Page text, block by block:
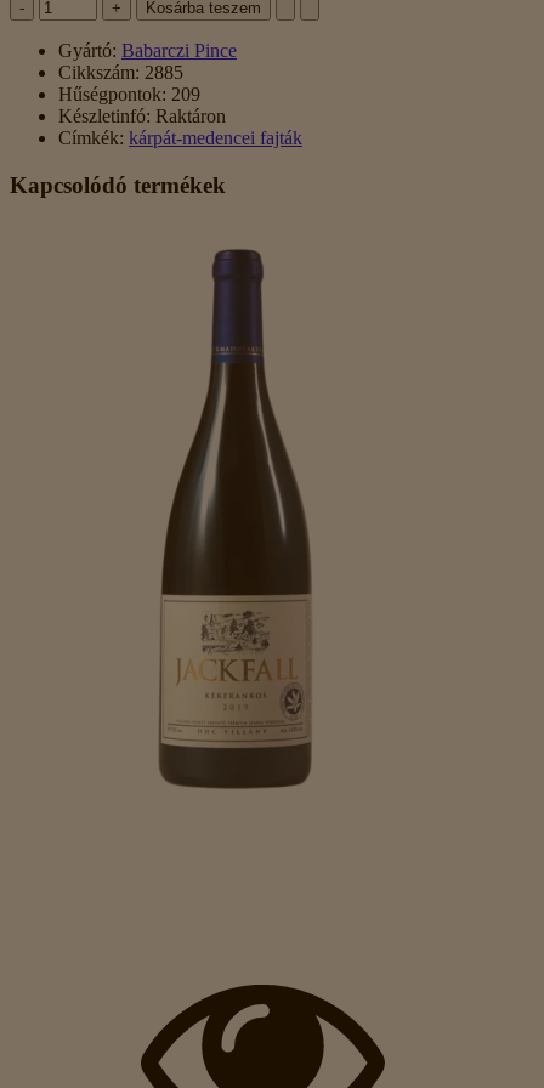
- + Kosárba teszem
Gyártó: Babarczi Pince
Cikkszám: 2885
Hűségpontok: 209
Készletinfó: Raktáron
Címkék: kárpát-medencei fajták
Kapcsolódó termékek